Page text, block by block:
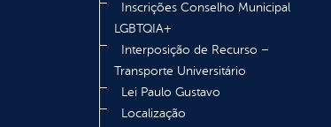
Inscrições Conselho Municipal
LGBTQIA+
Interposição de Recurso –
Transporte Universitário
Lei Paulo Gustavo
Localização